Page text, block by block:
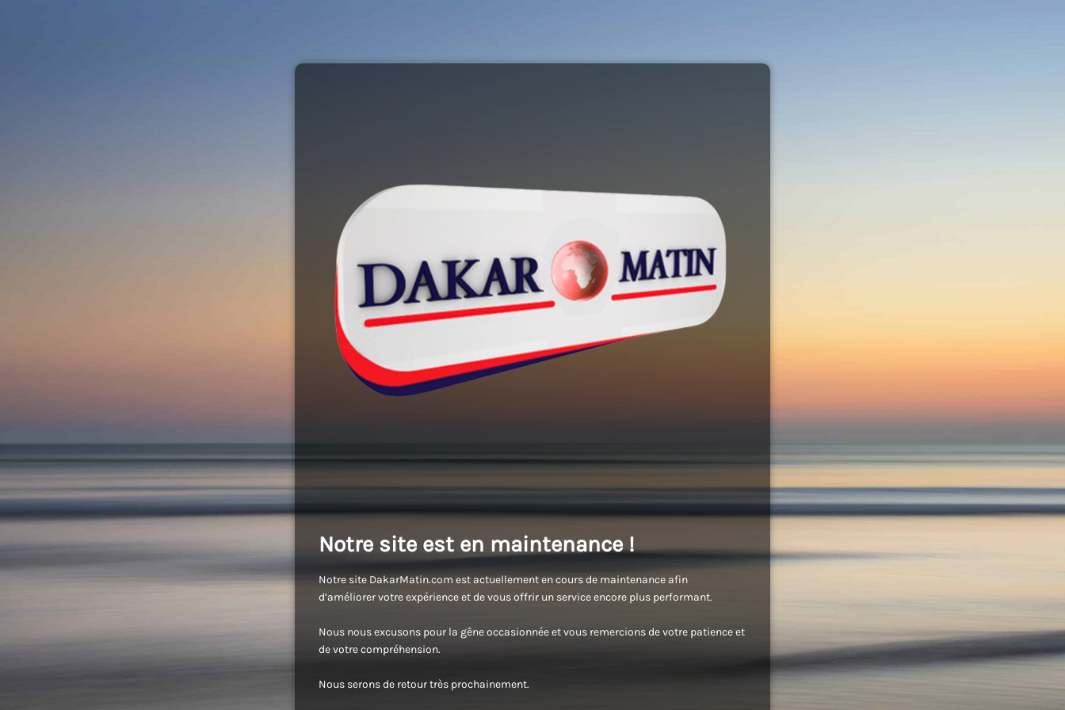
Notre site est en maintenance !
Notre site DakarMatin.com est actuellement en cours de maintenance afin
d’améliorer votre expérience et de vous offrir un service encore plus performant.
Nous nous excusons pour la gêne occasionnée et vous remercions de votre patience et
de votre compréhension.
Nous serons de retour très prochainement.